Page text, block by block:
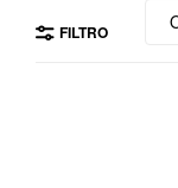
FILTRO